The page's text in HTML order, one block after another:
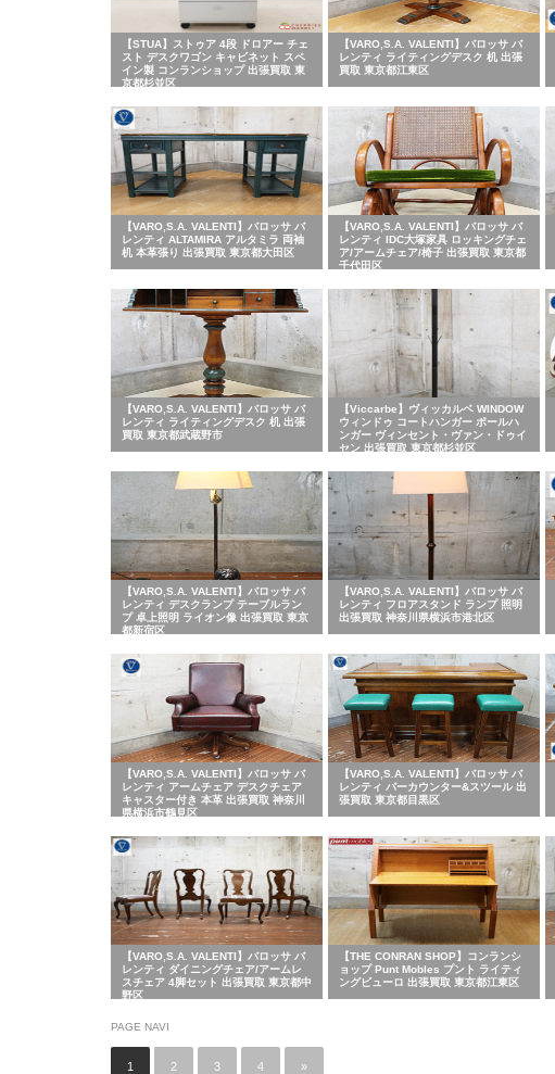
【STUA】ストゥア 4段 ドロアー チェ
スト デスクワゴン キャビネット スペ
イン製 コンランショップ 出張買取 東
京都杉並区
【VARO,S.A. VALENTI】バロッサ バ
レンティ ライティングデスク 机 出張
買取 東京都江東区
【VARO,S.A. VALENTI】バロッサ バ
レンティ ALTAMIRA アルタミラ 両袖
机 本革張り 出張買取 東京都大田区
【VARO,S.A. VALENTI】バロッサ バ
レンティ IDC大塚家具 ロッキングチェ
ア/アームチェア/椅子 出張買取 東京都
千代田区
【VARO,S.A. VALENTI】バロッサ バ
レンティ ライティングデスク 机 出張
買取 東京都武蔵野市
【Viccarbe】ヴィッカルベ WINDOW
ウィンドゥ コートハンガー ポールハ
ンガー ヴィンセント・ヴァン・ドゥイ
セン 出張買取 東京都杉並区
【VARO,S.A. VALENTI】バロッサ バ
レンティ デスクランプ テーブルラン
プ 卓上照明 ライオン像 出張買取 東京
都新宿区
【VARO,S.A. VALENTI】バロッサ バ
レンティ フロアスタンド ランプ 照明
出張買取 神奈川県横浜市港北区
【VARO,S.A. VALENTI】バロッサ バ
レンティ アームチェア デスクチェア
キャスター付き 本革 出張買取 神奈川
県横浜市鶴見区
【VARO,S.A. VALENTI】バロッサ バ
レンティ バーカウンター&スツール 出
張買取 東京都目黒区
【VARO,S.A. VALENTI】バロッサ バ
レンティ ダイニングチェア/アームレ
スチェア 4脚セット 出張買取 東京都中
野区
【THE CONRAN SHOP】コンランシ
ョップ Punt Mobles プント ライティ
ングビューロ 出張買取 東京都江東区
PAGE NAVI
1 2 3 4 »